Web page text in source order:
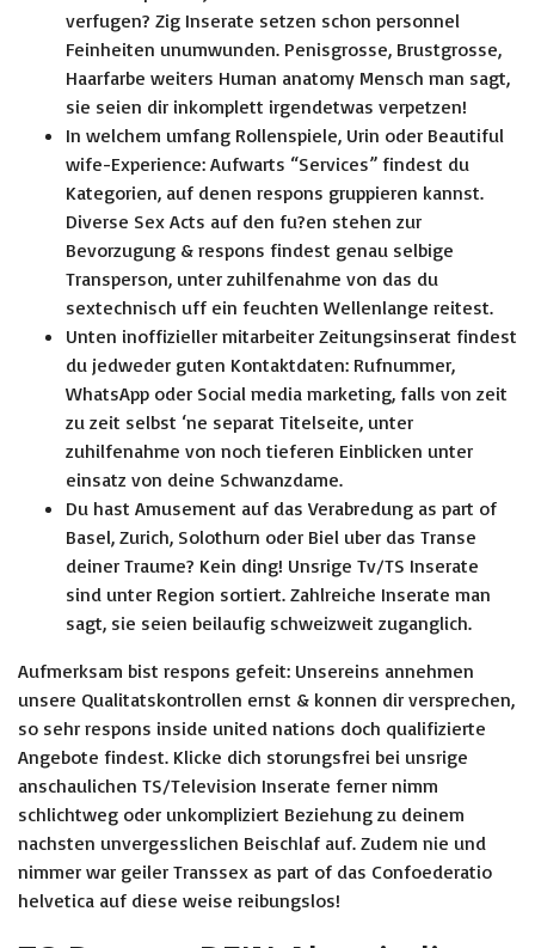
verfugen? Zig Inserate setzen schon personnel
Feinheiten unumwunden. Penisgrosse, Brustgrosse,
Haarfarbe weiters Human anatomy Mensch man sagt,
sie seien dir inkomplett irgendetwas verpetzen!
In welchem umfang Rollenspiele, Urin oder Beautiful
wife-Experience: Aufwarts “Services” findest du
Kategorien, auf denen respons gruppieren kannst.
Diverse Sex Acts auf den fu?en stehen zur
Bevorzugung & respons findest genau selbige
Transperson, unter zuhilfenahme von das du
sextechnisch uff ein feuchten Wellenlange reitest.
Unten inoffizieller mitarbeiter Zeitungsinserat findest
du jedweder guten Kontaktdaten: Rufnummer,
WhatsApp oder Social media marketing, falls von zeit
zu zeit selbst ‘ne separat Titelseite, unter
zuhilfenahme von noch tieferen Einblicken unter
einsatz von deine Schwanzdame.
Du hast Amusement auf das Verabredung as part of
Basel, Zurich, Solothurn oder Biel uber das Transe
deiner Traume? Kein ding! Unsrige Tv/TS Inserate
sind unter Region sortiert. Zahlreiche Inserate man
sagt, sie seien beilaufig schweizweit zuganglich.
Aufmerksam bist respons gefeit: Unsereins annehmen
unsere Qualitatskontrollen ernst & konnen dir versprechen,
so sehr respons inside united nations doch qualifizierte
Angebote findest. Klicke dich storungsfrei bei unsrige
anschaulichen TS/Television Inserate ferner nimm
schlichtweg oder unkompliziert Beziehung zu deinem
nachsten unvergesslichen Beischlaf auf. Zudem nie und
nimmer war geiler Transsex as part of das Confoederatio
helvetica auf diese weise reibungslos!